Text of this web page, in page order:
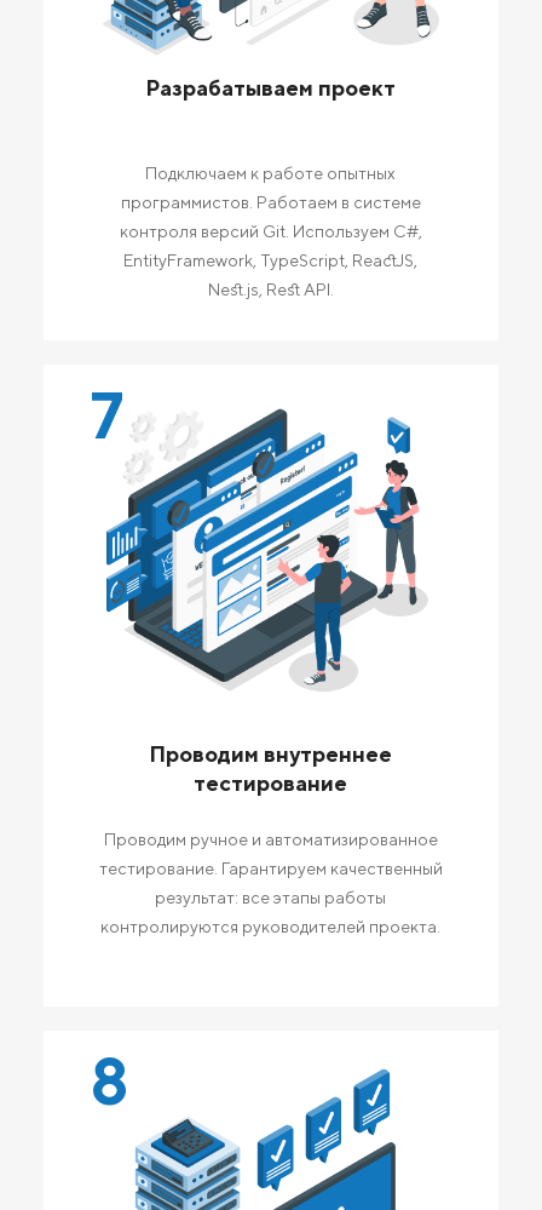
Разрабатываем проект
Подключаем к работе опытных
программистов. Работаем в системе
контроля версий Git. Используем C#,
EntityFramework, TypeScript, ReactJS,
Nest.js, Rest API.
7
Проводим внутреннее
тестирование
Проводим ручное и автоматизированное
тестирование. Гарантируем качественный
результат: все этапы работы
контролируются руководителей проекта.
8